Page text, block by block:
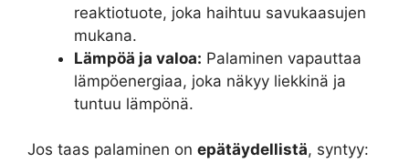
reaktiotuote, joka haihtuu savukaasujen
mukana.
Lämpöä ja valoa: Palaminen vapauttaa
lämpöenergiaa, joka näkyy liekkinä ja
tuntuu lämpönä.
Jos taas palaminen on epätäydellistä, syntyy: